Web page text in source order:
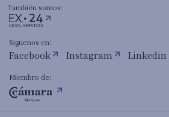
También somos:
Síguenos en:
Facebook Instagram Linkedin
Miembro de: